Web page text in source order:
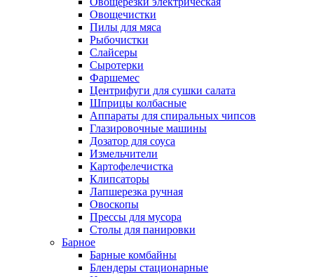
Овощечистки
Пилы для мяса
Рыбочистки
Слайсеры
Сыротерки
Фаршемес
Центрифуги для сушки салата
Шприцы колбасные
Аппараты для спиральных чипсов
Глазировочные машины
Дозатор для соуса
Измельчители
Картофелечистка
Клипсаторы
Лапшерезка ручная
Овоскопы
Прессы для мусора
Столы для панировки
Барное
Барные комбайны
Блендеры стационарные